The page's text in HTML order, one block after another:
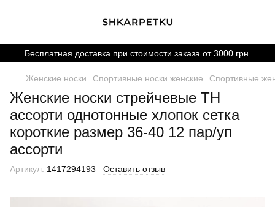
Бесплатная доставка при стоимости заказа от 3000 грн.
Женские носки Спортивные носки женские Спортивные
Женские носки стрейчевые TH
ассорти однотонные хлопок сетка
короткие размер 36-40 12 пар/уп
ассорти
Артикул: 1417294193 Оставить отзыв